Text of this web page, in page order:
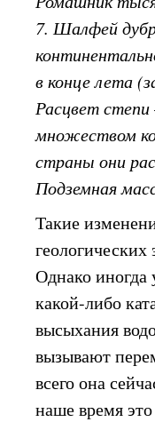
7. Шалфей
в конце лета
Расцвет
множеством
страны они
Подземная
Такие
Однако иногда
какой-либо
высыхания
вызывают
всего она
наше время